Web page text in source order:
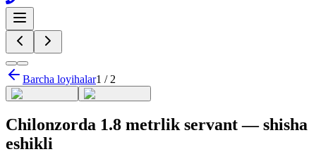
Barcha loyihalar1 / 2
Chilonzorda 1.8 metrlik servant — shisha
eshikli